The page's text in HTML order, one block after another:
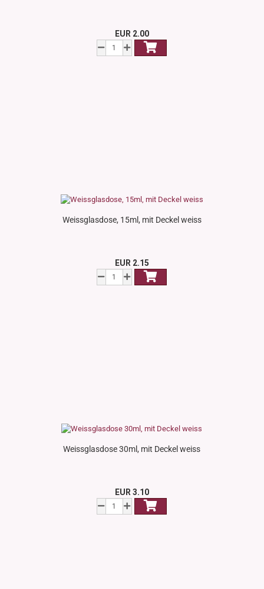
EUR 2.00
Weissglasdose, 15ml, mit Deckel weiss
EUR 2.15
Weissglasdose 30ml, mit Deckel weiss
EUR 3.10